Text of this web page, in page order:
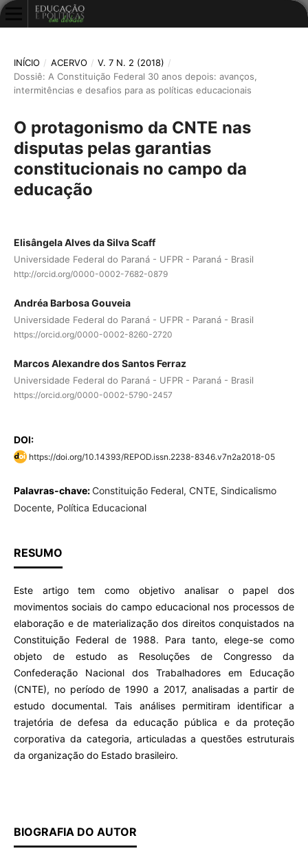
INÍCIO / ACERVO / V. 7 N. 2 (2018) /
Dossiê: A Constituição Federal 30 anos depois: avanços,
intermitências e desafios para as políticas educacionais
O protagonismo da CNTE nas
disputas pelas garantias
constitucionais no campo da
educação
Elisângela Alves da Silva Scaff
Universidade Federal do Paraná - UFPR - Paraná - Brasil
http://orcid.org/0000-0002-7682-0879
Andréa Barbosa Gouveia
Universidade Federal do Paraná - UFPR - Paraná - Brasil
https://orcid.org/0000-0002-8260-2720
Marcos Alexandre dos Santos Ferraz
Universidade Federal do Paraná - UFPR - Paraná - Brasil
https://orcid.org/0000-0002-5790-2457
DOI:
https://doi.org/10.14393/REPOD.issn.2238-8346.v7n2a2018-05
Palavras-chave:Constituição Federal, CNTE, Sindicalismo
Docente, Política Educacional
RESUMO
Este artigo tem como objetivo analisar o papel dos
movimentos sociais do campo educacional nos processos de
elaboração e de materialização dos direitos conquistados na
Constituição Federal de 1988. Para tanto, elege-se como
objeto de estudo as Resoluções de Congresso da
Confederação Nacional dos Trabalhadores em Educação
(CNTE), no período de 1990 a 2017, analisadas a partir de
estudo documental. Tais análises permitiram identificar a
trajetória de defesa da educação pública e da proteção
corporativa da categoria, articuladas a questões estruturais
da organização do Estado brasileiro.
BIOGRAFIA DO AUTOR